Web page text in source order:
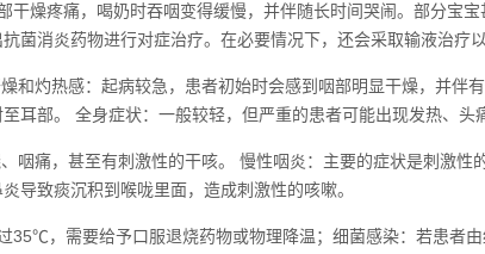
干燥疼痛，喝奶时吞咽变得缓慢，并伴随长时间哭闹。部分宝
菌消炎药物进行对症治疗。在必要情况下，还会采取输液治疗以
和灼热感：起病较急，患者初始时会感到咽部明显干燥，并伴
耳部。 全身症状：一般较轻，但严重的患者可能出现发热、头
咽痛，甚至有刺激性的干咳。 慢性咽炎：主要的症状是刺激性
导致痰沉积到喉咙里面，造成刺激性的咳嗽。
35℃，需要给予口服退烧药物或物理降温；细菌感染：若患者